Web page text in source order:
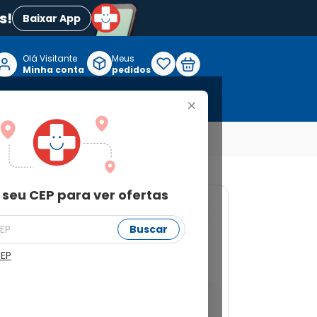
Baixar App
+
CEP para ver ofertas
Buscar
Olá Visitante
Minha conta
Meus
pedidos
Belavie
ver ofertas